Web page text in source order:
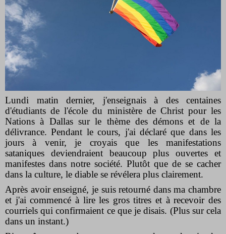
Lundi matin dernier, j'enseignais à des centaines
d'étudiants de l'école du ministère de Christ pour les
Nations à Dallas sur le thème des démons et de la
délivrance. Pendant le cours, j'ai déclaré que dans les
jours à venir, je croyais que les manifestations
sataniques deviendraient beaucoup plus ouvertes et
manifestes dans notre société. Plutôt que de se cacher
dans la culture, le diable se révélera plus clairement.
Après avoir enseigné, je suis retourné dans ma chambre
et j'ai commencé à lire les gros titres et à recevoir des
courriels qui confirmaient ce que je disais. (Plus sur cela
dans un instant.)